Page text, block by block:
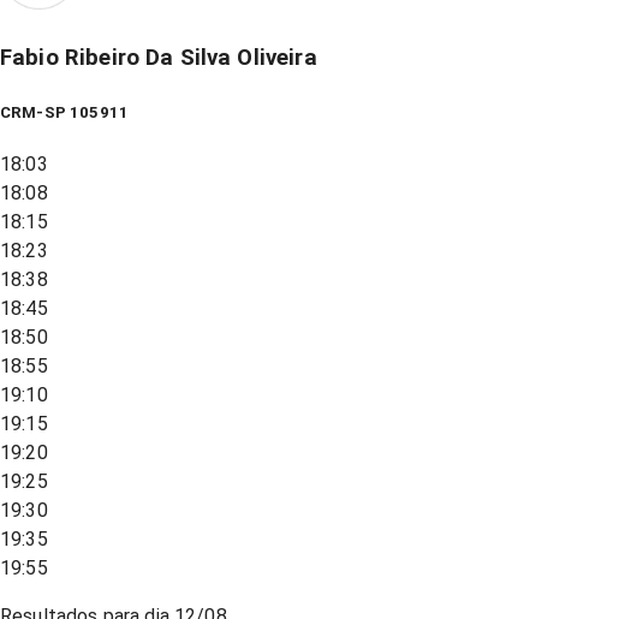
Fabio Ribeiro Da Silva Oliveira
CRM-SP 105911
18:03
18:08
18:15
18:23
18:38
18:45
18:50
18:55
19:10
19:15
19:20
19:25
19:30
19:35
19:55